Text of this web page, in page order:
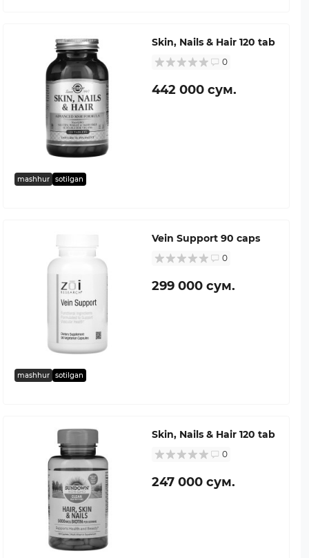
mashhur sotilgan
Skin, Nails & Hair 120 tab
0
442 000 сум.
mashhur sotilgan
Vein Support 90 caps
0
299 000 сум.
Skin, Nails & Hair 120 tab
0
247 000 сум.